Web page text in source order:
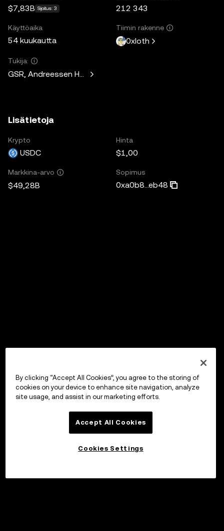
$7,83B Sijoitus: 3 212 343
Käyttöaika
54 kuukautta
Tiimin rakenne
0xloth
Tukija:
GSR, Andreessen Horowitz, Mechanism Capital, Variant
Lisätietoja
Krypto
USDC
Hinta
$1,00
Markkina-arvo
$49,28B
Sopimus
0xa0b8...eb48
By clicking “Accept All Cookies”, you agree to the storing of
cookies on your device to enhance site navigation, analyze
site usage, and assist in our marketing efforts.
Accept All Cookies
Cookies Settings